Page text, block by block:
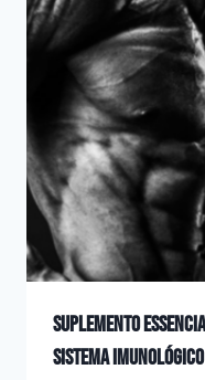
Suplemento
sistema imunológico